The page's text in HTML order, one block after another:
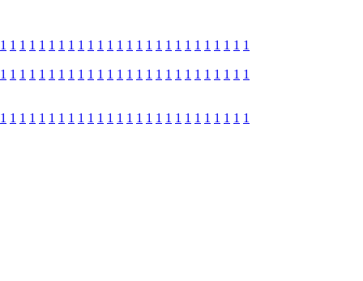
1 1 1 1 1 1 1 1 1 1 1 1 1 1 1 1 1 1 1 1 1 1 1 1 1 1
1 1 1 1 1 1 1 1 1 1 1 1 1 1 1 1 1 1 1 1 1 1 1 1 1 1
1 1 1 1 1 1 1 1 1 1 1 1 1 1 1 1 1 1 1 1 1 1 1 1 1 1